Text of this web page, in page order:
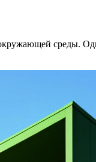
среды.